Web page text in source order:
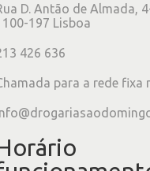
D. Antão de Almada,
197 Lisboa
426 636
para a rede fixa